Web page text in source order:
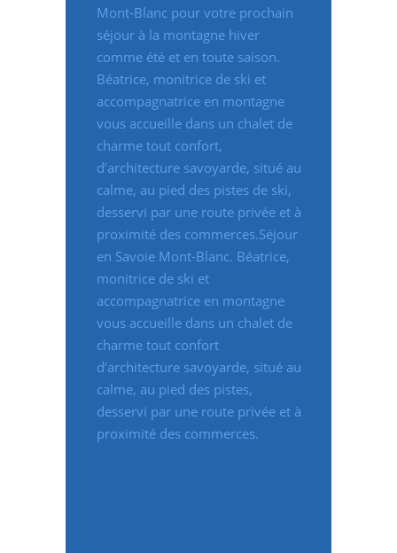
Mont-Blanc pour votre prochain
séjour à la montagne hiver
comme été et en toute saison.
Béatrice, monitrice de ski et
accompagnatrice en montagne
vous accueille dans un chalet de
charme tout confort,
d’architecture savoyarde, situé au
calme, au pied des pistes de ski,
desservi par une route privée et à
proximité des commerces.Séjour
en Savoie Mont-Blanc. Béatrice,
monitrice de ski et
accompagnatrice en montagne
vous accueille dans un chalet de
charme tout confort
d’architecture savoyarde, situé au
calme, au pied des pistes,
desservi par une route privée et à
proximité des commerces.